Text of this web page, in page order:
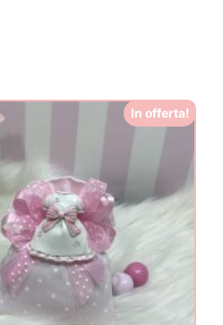
In offerta!